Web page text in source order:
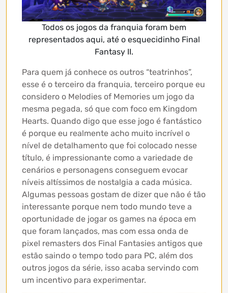
Todos os jogos da franquia foram bem
representados aqui, até o esquecidinho Final
Fantasy II.
Para quem já conhece os outros “teatrinhos”,
esse é o terceiro da franquia, terceiro porque eu
considero o Melodies of Memories um jogo da
mesma pegada, só que com foco em Kingdom
Hearts. Quando digo que esse jogo é fantástico
é porque eu realmente acho muito incrível o
nível de detalhamento que foi colocado nesse
título, é impressionante como a variedade de
cenários e personagens conseguem evocar
níveis altíssimos de nostalgia a cada música.
Algumas pessoas gostam de dizer que não é tão
interessante porque nem todo mundo teve a
oportunidade de jogar os games na época em
que foram lançados, mas com essa onda de
pixel remasters dos Final Fantasies antigos que
estão saindo o tempo todo para PC, além dos
outros jogos da série, isso acaba servindo com
um incentivo para experimentar.